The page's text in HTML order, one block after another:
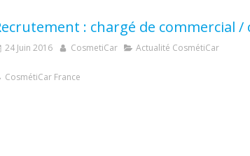
24 Juin 2016 CosmetiCar Actualité CosmétiCar
CosmétiCar France